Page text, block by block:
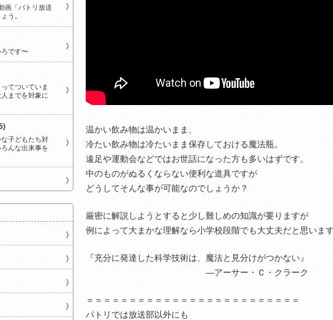
温かい飲み物は温かいまま、
冷たい飲み物は冷たいまま保存しておける魔法瓶。
遠足や運動会などではお世話になった方も多いはずです。
中のものがぬるくならない便利な道具ですが
どうしてそんな事が可能なのでしょうか？
厳密に解説しようとすると少し難しめの知識が要りますが
例によって大まかな理解なら小学校段階でも大丈夫だと思いま
『充分に発達した科学技術は、魔法と見分けがつかない』
―アーサー・Ｃ・クラーク
＝＝＝＝＝＝＝＝＝＝＝＝＝＝＝＝＝＝＝＝＝＝＝＝＝
パトリでは放送部以外にも
画「パトリ放送
う。
です〜
てついていま
までを対象に
子どもたち対
んな出来事を